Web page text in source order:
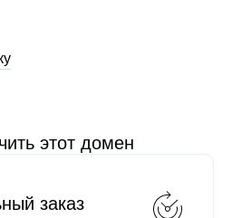
этот домен
заказ